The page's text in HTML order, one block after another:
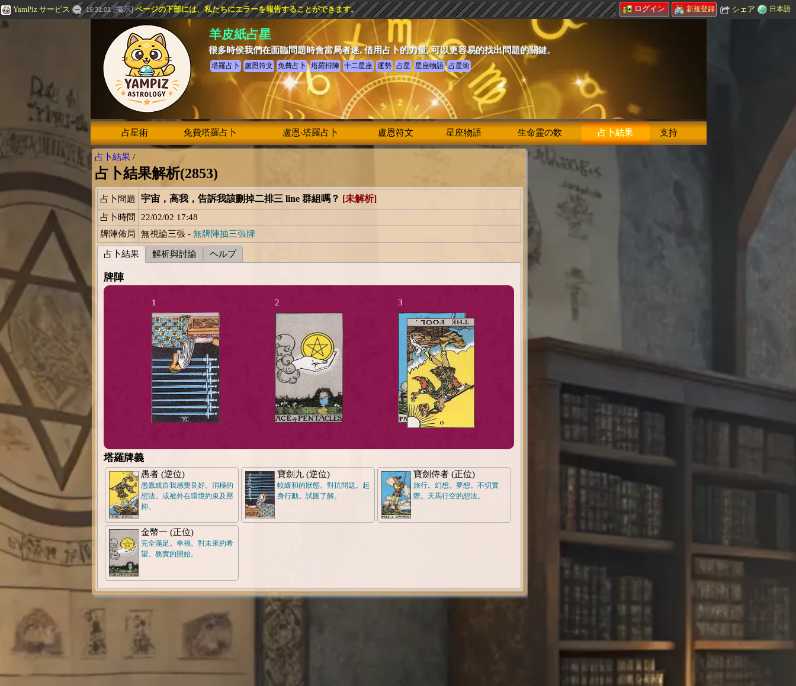
YamPiz サービス 16:31:01 [掲示]ページの下部には、私たちにエラーを報告することができます。 ログイン 新規登録 シェア 日本語
羊皮紙占星
很多時侯我們在面臨問題時會當局者迷, 借用占卜的力量, 可以更容易的找出問題的關鍵。
塔羅占卜 盧恩符文 免費占卜 塔羅排陣 十二星座 運勢 占星 星座物語 占星術
占星術 免費塔羅占卜 盧恩‧塔羅占卜 盧恩符文 星座物語 生命霊の数 占卜結果 支持
占卜結果/
占卜結果解析(2853)
占卜問題 宇宙，高我，告訴我該刪掉二排三 line 群組嗎？ [未解析]
占卜時間
22/02/02 17:48
牌陣佈局
無視論三張 - 無牌陣抽三張牌
占卜結果 解析與討論 ヘルプ
牌陣
1 2 3
塔羅牌義
愚者 (逆位)
愚蠢或自我感覺良好。消極的
想法。或被外在環境約束及壓
抑。
寶劍九 (逆位)
較緩和的狀態。對抗問題。起
身行動。試圖了解。
寶劍侍者 (正位)
旅行。幻想。夢想。不切實
際。天馬行空的想法。
金幣一 (正位)
完全滿足。幸福。對未來的希
望。務實的開始。